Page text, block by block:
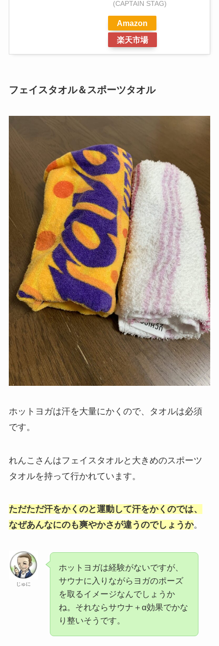
(CAPTAIN STAG)
Amazon
楽天市場
フェイスタオル＆スポーツタオル
ホットヨガは汗を大量にかくので、タオルは必須
です。
れんこさんはフェイスタオルと大きめのスポーツ
タオルを持って行かれています。
ただただ汗をかくのと運動して汗をかくのでは、
なぜあんなにのも爽やかさが違うのでしょうか。
じゅに
ホットヨガは経験がないですが、
サウナに入りながらヨガのポーズ
を取るイメージなんでしょうか
ね。それならサウナ＋α効果でかな
り整いそうです。